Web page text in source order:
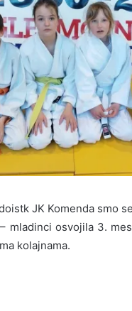
JK Komenda smo
mladinci osvojila 3.
kolajnama.